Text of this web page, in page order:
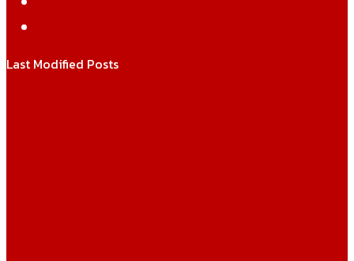
Last Modified Posts